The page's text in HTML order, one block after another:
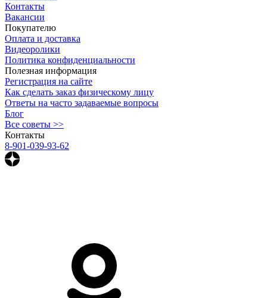
Контакты
Вакансии
Покупателю
Оплата и доставка
Видеоролики
Политика конфиденциальности
Полезная информация
Регистрация на сайте
Как сделать заказ физическому лицу
Ответы на часто задаваемые вопросы
Блог
Все советы >>
Контакты
8-901-039-93-62